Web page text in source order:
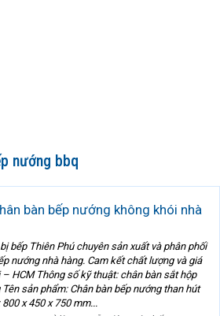
nướng bbq
bàn bếp nướng không khói nhà
bếp Thiên Phú chuyên sản xuất và phân phối
nướng nhà hàng. Cam kết chất lượng và giá
– HCM Thông số kỹ thuật: chân bàn sắt hộp
sản phẩm: Chân bàn bếp nướng than hút
x 450 x 750 mm...